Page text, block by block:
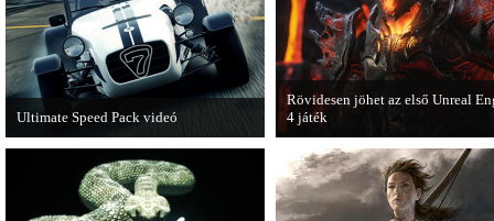
Ultimate Speed Pack videó
Már elérhető a Need for Speed Most
Wanted első nagyobb kiegészítő
Rövidesen jöhet az első Unreal
4 játék
A Zombie Studios készölő játéka
Epic Games legújabb motorját, az
Unreal Engine 4-et fogja